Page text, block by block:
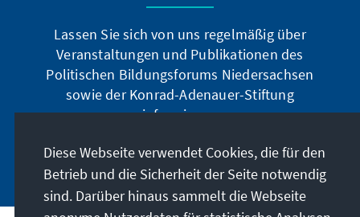
Lassen Sie sich von uns regelmäßig über
Veranstaltungen und Publikationen des
Politischen Bildungsforums Niedersachsen
sowie der Konrad-Adenauer-Stiftung
informieren.
Jetzt abonnieren
Diese Webseite verwendet Cookies, die für den
Betrieb und die Sicherheit der Seite notwendig
sind. Darüber hinaus sammelt die Webseite